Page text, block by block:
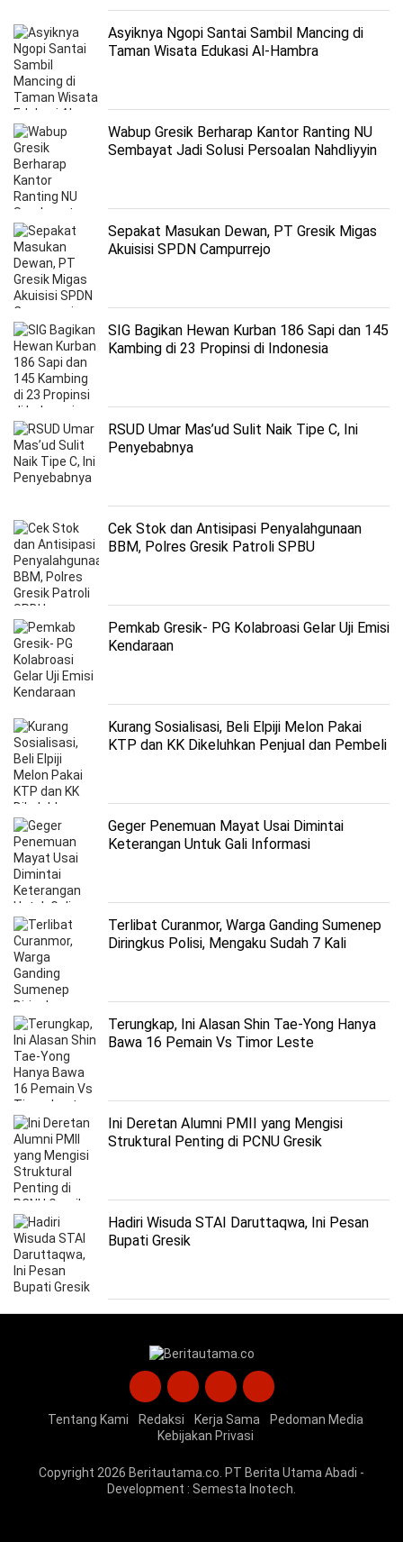
Asyiknya Ngopi Santai Sambil Mancing di
Taman Wisata Edukasi Al-Hambra
Wabup Gresik Berharap Kantor Ranting NU
Sembayat Jadi Solusi Persoalan Nahdliyyin
Sepakat Masukan Dewan, PT Gresik Migas
Akuisisi SPDN Campurrejo
SIG Bagikan Hewan Kurban 186 Sapi dan 145
Kambing di 23 Propinsi di Indonesia
RSUD Umar Mas’ud Sulit Naik Tipe C, Ini
Penyebabnya
Cek Stok dan Antisipasi Penyalahgunaan
BBM, Polres Gresik Patroli SPBU
Pemkab Gresik- PG Kolabroasi Gelar Uji Emisi
Kendaraan
Kurang Sosialisasi, Beli Elpiji Melon Pakai
KTP dan KK Dikeluhkan Penjual dan Pembeli
Geger Penemuan Mayat Usai Dimintai
Keterangan Untuk Gali Informasi
Terlibat Curanmor, Warga Ganding Sumenep
Diringkus Polisi, Mengaku Sudah 7 Kali
Terungkap, Ini Alasan Shin Tae-Yong Hanya
Bawa 16 Pemain Vs Timor Leste
Ini Deretan Alumni PMII yang Mengisi
Struktural Penting di PCNU Gresik
Hadiri Wisuda STAI Daruttaqwa, Ini Pesan
Bupati Gresik
Tentang Kami Redaksi Kerja Sama
Pedoman Media
Kebijakan Privasi
Copyright 2026 Beritautama.co . PT Berita Utama Abadi -
Development : Semesta Inotech